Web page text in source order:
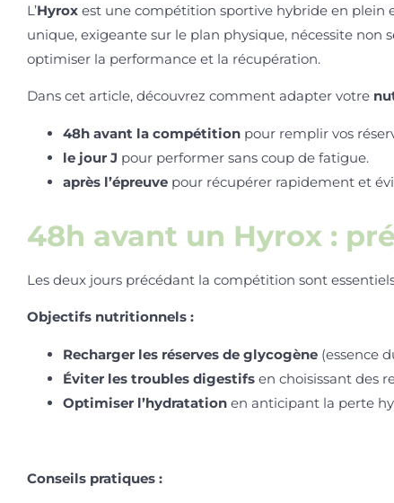
L’Hyrox est une compétition sportive hybride en plein
unique, exigeante sur le plan physique, nécessite
optimiser la performance et la récupération.
Dans cet article, découvrez comment adapter votre
48h avant la compétition pour remplir vos
le jour J pour performer sans coup de fatigue.
après l’épreuve pour récupérer rapidement et
48h avant un Hyrox :
Les deux jours précédant la compétition sont
Objectifs nutritionnels :
Recharger les réserves de glycogène (essence
Éviter les troubles digestifs en choisissant des
Optimiser l’hydratation en anticipant la perte
Conseils pratiques :